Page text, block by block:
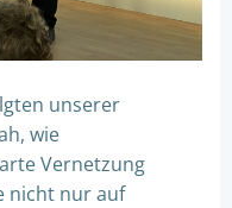
unserer
wie
Vernetzung
nicht nur auf